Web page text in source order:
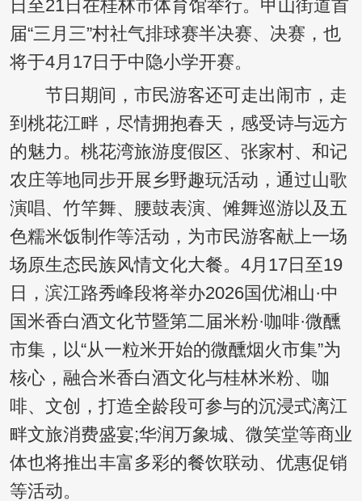
日至21日在桂林市体育馆举行。甲山街道首
届“三月三”村社气排球赛半决赛、决赛，也
将于4月17日于中隐小学开赛。
节日期间，市民游客还可走出闹市，走
到桃花江畔，尽情拥抱春天，感受诗与远方
的魅力。桃花湾旅游度假区、张家村、和记
农庄等地同步开展乡野趣玩活动，通过山歌
演唱、竹竿舞、腰鼓表演、傩舞巡游以及五
色糯米饭制作等活动，为市民游客献上一场
场原生态民族风情文化大餐。4月17日至19
日，滨江路秀峰段将举办2026国优湘山·中
国米香白酒文化节暨第二届米粉·咖啡·微醺
市集，以“从一粒米开始的微醺烟火市集”为
核心，融合米香白酒文化与桂林米粉、咖
啡、文创，打造全龄段可参与的沉浸式漓江
畔文旅消费盛宴;华润万象城、微笑堂等商业
体也将推出丰富多彩的餐饮联动、优惠促销
等活动。